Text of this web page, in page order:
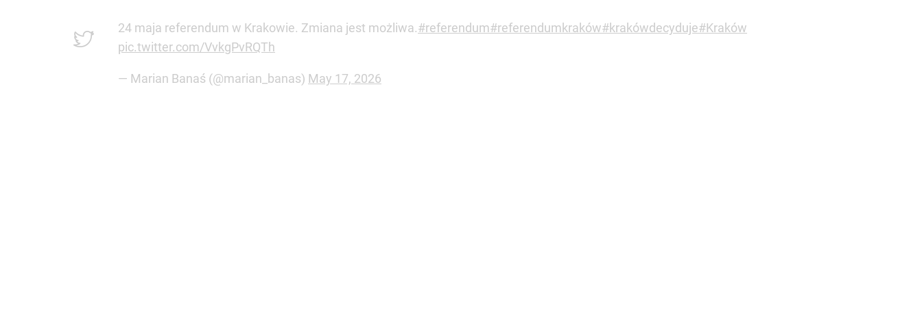
24 maja referendum w Krakowie. Zmiana jest możliwa.#referendum#referendumkraków#krakówdecyduje#Kraków
pic.twitter.com/VvkgPvRQTh
— Marian Banaś (@marian_banas) May 17, 2026